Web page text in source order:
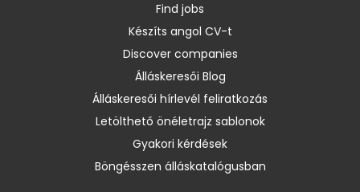
Find jobs
Készíts angol CV-t
Discover companies
Álláskeresői Blog
Álláskeresői hírlevél feliratkozás
Letölthető önéletrajz sablonok
Gyakori kérdések
Böngésszen álláskatalógusban